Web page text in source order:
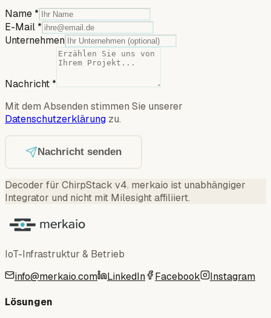
Name *
E-Mail *
Unternehmen
Nachricht *
Mit dem Absenden stimmen Sie unserer
Datenschutzerklärung zu.
Nachricht senden
Decoder für ChirpStack v4. merkaio ist unabhängiger
Integrator und nicht mit Milesight affiliiert.
IoT-Infrastruktur & Betrieb
info@merkaio.com
LinkedIn Facebook Instagram
Lösungen